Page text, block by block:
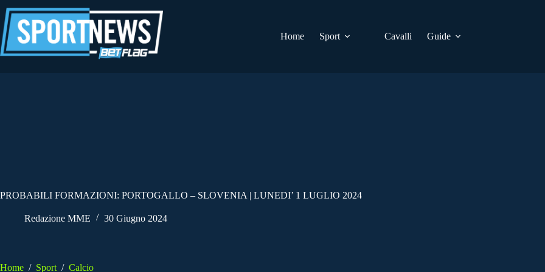
al
contenuto
Home
Sport Cavalli Guide
PROBABILI FORMAZIONI: PORTOGALLO – SLOVENIA | LUNEDI’ 1 LUGLIO 2024
Redazione MME 30 Giugno 2024
Home / Sport / Calcio